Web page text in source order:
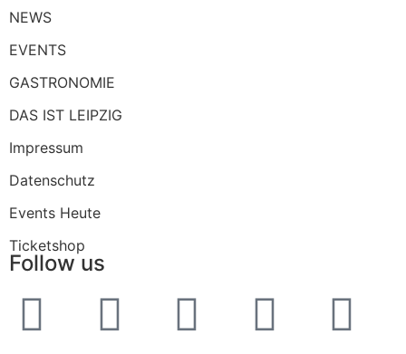
NEWS
EVENTS
GASTRONOMIE
DAS IST LEIPZIG
Impressum
Datenschutz
Events Heute
Ticketshop
Follow us